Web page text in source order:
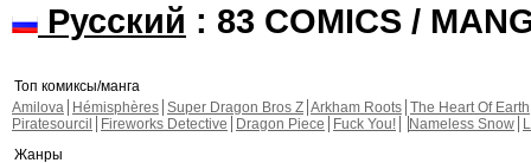
Русский : 83 COMICS /
Топ комиксы/манга
Amilova
Hémisphères Super Dragon Bros Z Arkham Roots The Heart Of Earth
Piratesourcil
Fireworks Detective Dragon Piece Fuck You! Nameless Snow
Жанры